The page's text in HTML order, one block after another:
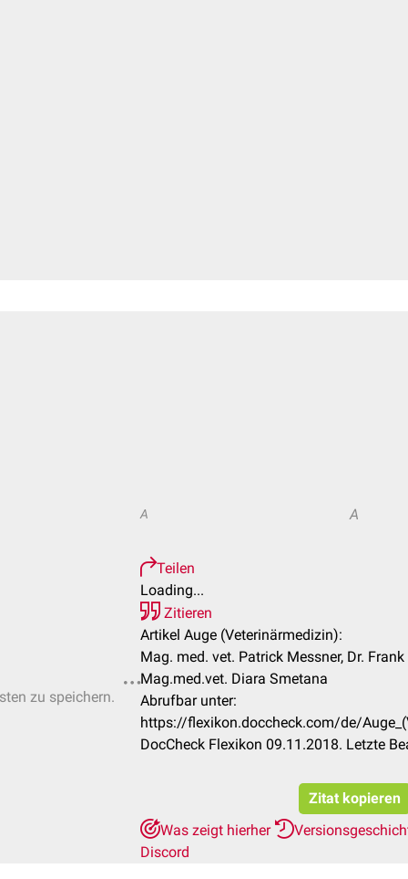
zu speichern.
A A
Teilen
Loading...
Zitieren
Artikel Auge (Veterinärmedizin):
Mag. med. vet. Patrick Messner, Dr.
Mag.med.vet. Diara Smetana
Abrufbar unter:
https://flexikon.doccheck.com/de/
DocCheck Flexikon 09.11.2018. Letzte
Zitat kopieren
Was zeigt hierher
Discord